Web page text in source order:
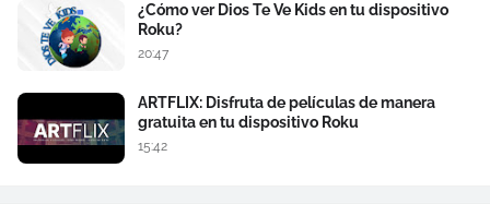
¿Cómo ver Dios Te Ve Kids en tu dispositivo
Roku?
20:47
ARTFLIX: Disfruta de películas de manera
gratuita en tu dispositivo Roku
15:42